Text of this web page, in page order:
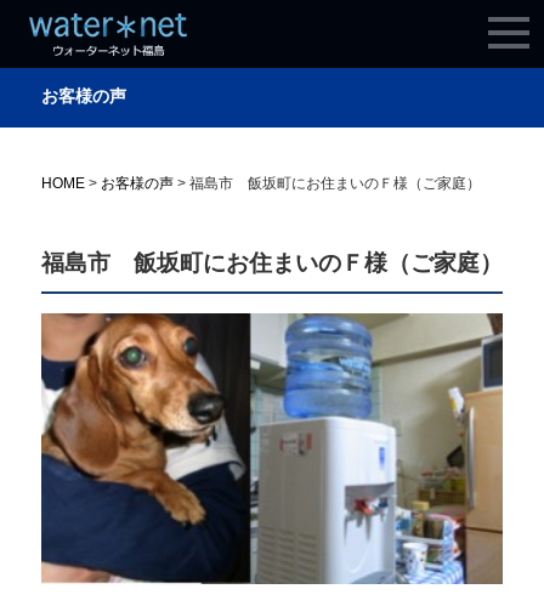
お客様の声
HOME> お客様の声> 福島市 飯坂町にお住まいのＦ様（ご家庭）
福島市 飯坂町にお住まいのＦ様（ご家庭）